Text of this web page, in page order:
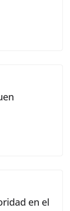
en el